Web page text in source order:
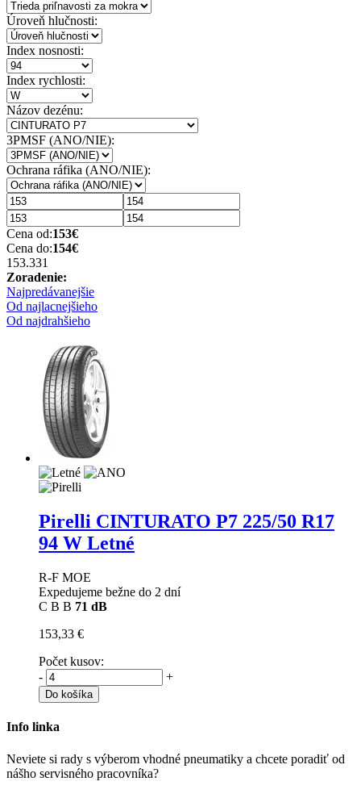
Úroveň hlučnosti:
Index nosnosti:
Index rychlosti:
Názov dezénu:
3PMSF (ANO/NIE):
Ochrana ráfika (ANO/NIE):
Cena od:153€
Cena do:154€
153.331
Zoradenie:
Najpredávanejšie
Od najlacnejšieho
Od najdrahšieho
Pirelli CINTURATO P7 225/50 R17
94 W Letné
R-F MOE
Expedujeme bežne do 2 dní
C B B 71 dB
153,33 €
Počet kusov:
-
+
Do košíka
Info linka
Neviete si rady s výberom vhodné pneumatiky a chcete poradiť od
nášho servisného pracovníka?